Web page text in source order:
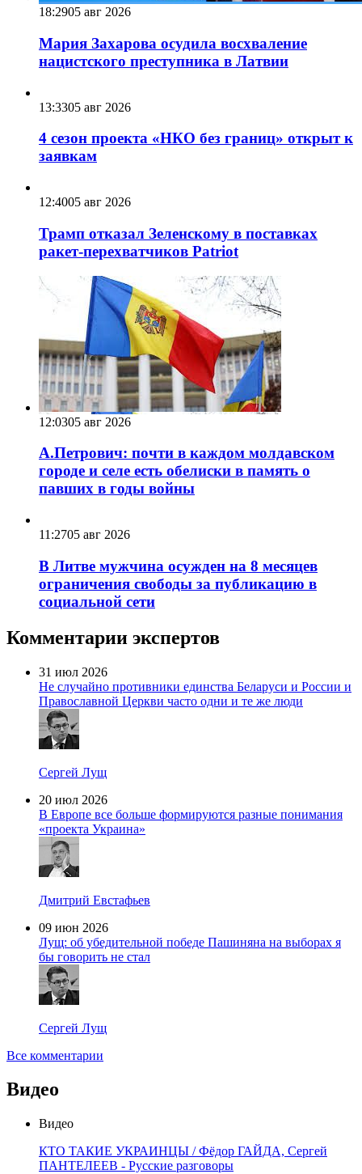
18:2905 авг 2026
Мария Захарова осудила восхваление
нацистского преступника в Латвии
13:3305 авг 2026
4 сезон проекта «НКО без границ» открыт к
заявкам
12:4005 авг 2026
Трамп отказал Зеленскому в поставках
ракет-перехватчиков Patriot
12:0305 авг 2026
А.Петрович: почти в каждом молдавском
городе и селе есть обелиски в память о
павших в годы войны
11:2705 авг 2026
В Литве мужчина осужден на 8 месяцев
ограничения свободы за публикацию в
социальной сети
Комментарии экспертов
31 июл 2026
Не случайно противники единства Беларуси и России и
Православной Церкви часто одни и те же люди
Сергей Лущ
20 июл 2026
В Европе все больше формируются разные понимания
«проекта Украина»
Дмитрий Евстафьев
09 июн 2026
Лущ: об убедительной победе Пашиняна на выборах я
бы говорить не стал
Сергей Лущ
Все комментарии
Видео
Видео
КТО ТАКИЕ УКРАИНЦЫ / Фёдор ГАЙДА, Сергей
ПАНТЕЛЕЕВ - Русские разговоры